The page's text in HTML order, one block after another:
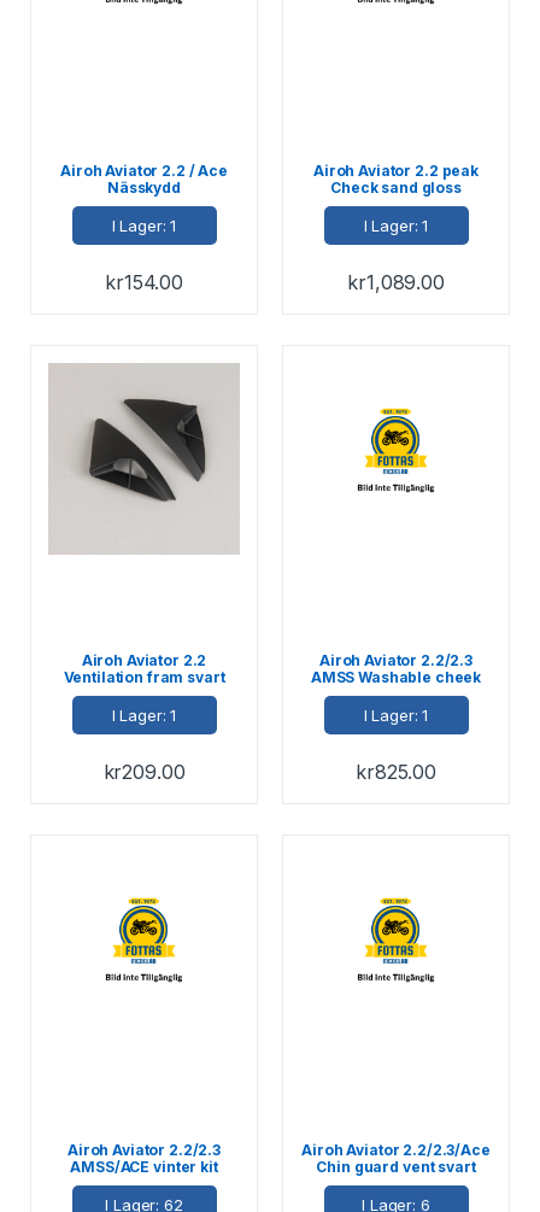
Airoh Aviator 2.2 / Ace
Nässkydd
I Lager: 1
kr154.00
Airoh Aviator 2.2 peak
Check sand gloss
I Lager: 1
kr1,089.00
Airoh Aviator 2.2
Ventilation fram svart
matt
I Lager: 1
kr209.00
Airoh Aviator 2.2/2.3
AMSS Washable cheek
pads L-XL
I Lager: 1
kr825.00
Airoh Aviator 2.2/2.3
AMSS/ACE vinter kit
I Lager: 62
Airoh Aviator 2.2/2.3/Ace
Chin guard vent svart
matt
I Lager: 6